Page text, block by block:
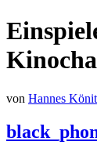
von Hannes